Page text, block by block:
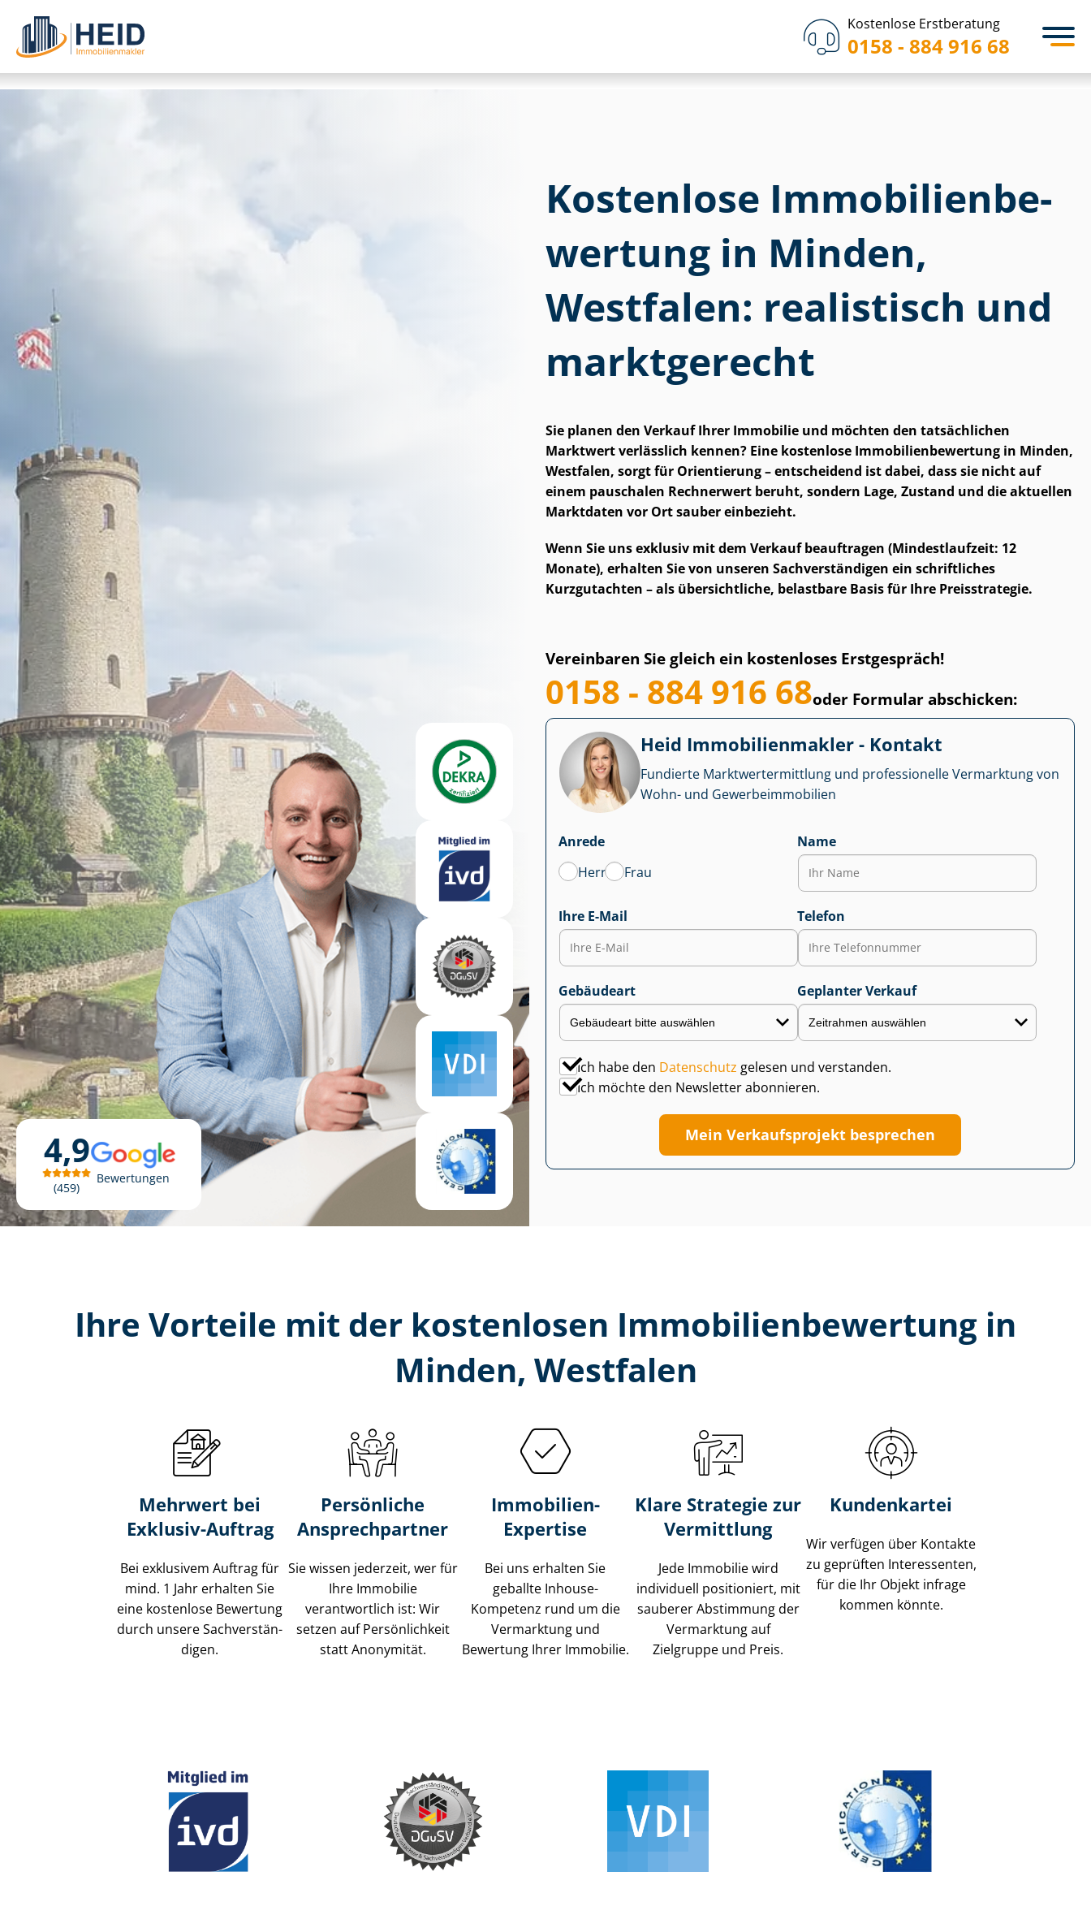
Kostenlose Erstberatung
0158 - 884 916 68
4,9
459
Bewertungen
Kostenlose Im­mo­bi­li­en­be­
wer­tung in Minden,
Westfalen: realistisch und
marktgerecht
Sie planen den Verkauf Ihrer Immobilie und möchten den tatsächlichen
Marktwert verlässlich kennen? Eine kostenlose Im­mo­bi­li­en­be­wer­tung in Minden,
Westfalen, sorgt für Orientierung – entscheidend ist dabei, dass sie nicht auf
einem pauschalen Rechnerwert beruht, sondern Lage, Zustand und die aktuellen
Marktdaten vor Ort sauber einbezieht.
Wenn Sie uns exklusiv mit dem Verkauf beauftragen (Mindestlaufzeit: 12
Monate), erhalten Sie von unseren Sach­ver­stän­di­gen ein schriftliches
Kurzgutachten – als übersichtliche, belastbare Basis für Ihre Preisstrategie.
Vereinbaren Sie gleich ein kostenloses Erstgespräch!
0158 - 884 916 68oder Formular abschicken:
Heid Im­mo­bi­li­en­mak­ler - Kontakt
Fundierte Markt­wert­ermitt­lung und professionelle Vermarktung von
Wohn- und Ge­wer­be­im­mo­bi­li­en
Anrede
Herr
Frau
Name
Ihre E-Mail Telefon
Gebäudeart Geplanter Verkauf
Ich habe den Datenschutz gelesen und verstanden.
Ich möchte den Newsletter abonnieren.
Mein Verkaufsprojekt besprechen
Ihre Vorteile mit der kostenlosen Im­mo­bi­li­en­be­wer­tung in
Minden, Westfalen
Mehrwert bei
Exklusiv-Auftrag
Bei exklusivem Auftrag für
mind. 1 Jahr erhalten Sie
eine kostenlose Bewertung
durch unsere Sach­ver­stän­
di­gen.
Persönliche
Ansprechpartner
Sie wissen jederzeit, wer für
Ihre Immobilie
verantwortlich ist: Wir
setzen auf Persönlichkeit
statt Anonymität.
Immobilien-
Expertise
Bei uns erhalten Sie
geballte Inhouse-
Kompetenz rund um die
Vermarktung und
Bewertung Ihrer Immobilie.
Klare Strategie zur
Vermittlung
Jede Immobilie wird
individuell positioniert, mit
sauberer Abstimmung der
Vermarktung auf
Zielgruppe und Preis.
Kundenkartei
Wir verfügen über Kontakte
zu geprüften Interessenten,
für die Ihr Objekt infrage
kommen könnte.